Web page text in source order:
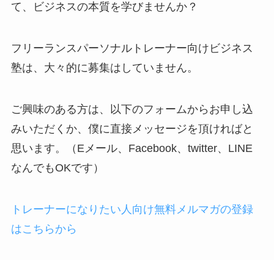
て、ビジネスの本質を学びませんか？
フリーランスパーソナルトレーナー向けビジネス
塾は、大々的に募集はしていません。
ご興味のある方は、以下のフォームからお申し込
みいただくか、僕に直接メッセージを頂ければと
思います。（Eメール、Facebook、twitter、LINE
なんでもOKです）
トレーナーになりたい人向け無料メルマガの登録
はこちらから